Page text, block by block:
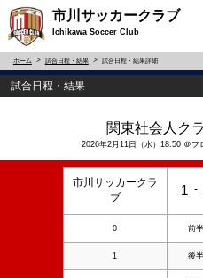
市川サッカークラブ
Ichikawa Soccer Club
ホーム 試合日程・結果 試合日程・結果詳細
試合日程・結果
関東社会人ク
2026年2月11日（水）18:50 ＠フ
市川サッカークラ
ブ
1 -
0 前半
1 後半